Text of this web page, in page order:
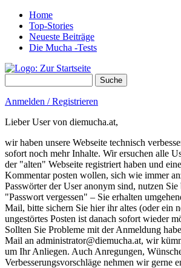
Home
Top-Stories
Neueste Beiträge
Die Mucha -Tests
Anmelden / Registrieren
Lieber User von diemucha.at,
wir haben unsere Webseite technisch
sofort noch mehr Inhalte. Wir ersuchen alle
der "alten" Webseite registriert haben und
Kommentar posten wollen, sich wie immer
Passwörter der User anonym sind, nutzen
"Passwort vergessen" – Sie erhalten
Mail, bitte sichern Sie hier ihr altes (oder ein
ungestörtes Posten ist danach sofort wieder
Sollten Sie Probleme mit der Anmeldung
Mail an administrator@diemucha.at, wir
um Ihr Anliegen. Auch Anregungen,
Verbesserungsvorschläge nehmen wir gerne